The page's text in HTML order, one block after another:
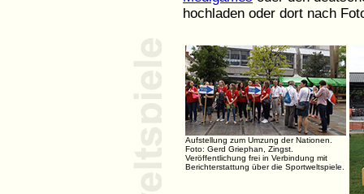
hochladen oder dort nach
Aufstellung zum Umzung der Nationen.
Foto: Gerd Griephan, Zingst.
Veröffentlichung frei in Verbindung mit
Berichterstattung über die Sportweltspiele.